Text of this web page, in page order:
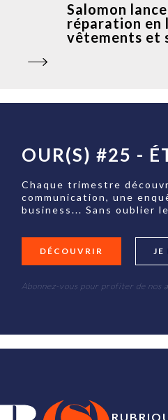
Salomon
réparation en
vêtements et
OUR(S) #25 -
Chaque trimestre
communication, une
business... Sans oublier
DÉCOUVRIR JE
Abonnez-vous pour profiter de nos